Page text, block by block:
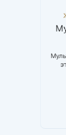
Женское
здоровье
красота
Бета-